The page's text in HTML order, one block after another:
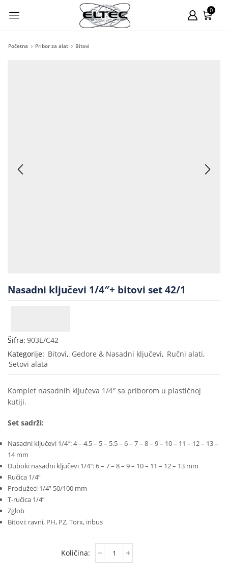
0
Početna Pribor za alat Bitovi
Nasadni ključevi 1/4″+ bitovi set 42/1
Šifra: 903E/C42
Kategorije: Bitovi, Gedore & Nasadni ključevi, Ručni alati,
Setovi alata
Komplet nasadnih ključeva 1/4″ sa priborom u plastičnoj
kutiji.
Set sadrži:
Nasadni ključevi 1/4″: 4 – 4.5 – 5 – 5.5 – 6 – 7 – 8 – 9 – 10 – 11 – 12 – 13 –
14 mm
Duboki nasadni ključevi 1/4″: 6 – 7 – 8 – 9 – 10 – 11 – 12 – 13 mm
Ručica 1/4”
Produžeci 1/4” 50/100 mm
T-ručica 1/4”
Zglob
Bitovi: ravni, PH, PZ, Torx, inbus